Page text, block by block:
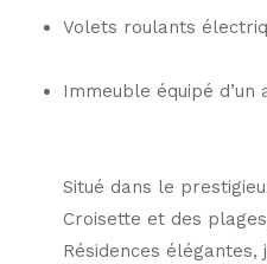
Volets roulants
Immeuble équipé d’un
Situé dans le
Croisette et des
Résidences